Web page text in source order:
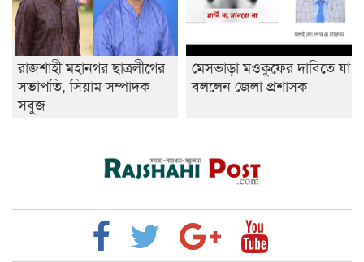
রাজশাহী মহানগর ছাত্রলীগের
সভাপতি, সিয়াম সম্পাদক
সবুজ
মেসভাড়া মওকুফের দাবিতে যা
বললেন জেলা প্রশাসক